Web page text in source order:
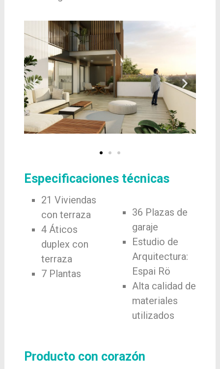
Especificaciones técnicas
21 Viviendas
con terraza
4 Áticos
duplex con
terraza
7 Plantas
36 Plazas de
garaje
Estudio de
Arquitectura:
Espai Rö
Alta calidad de
materiales
utilizados
Producto con corazón